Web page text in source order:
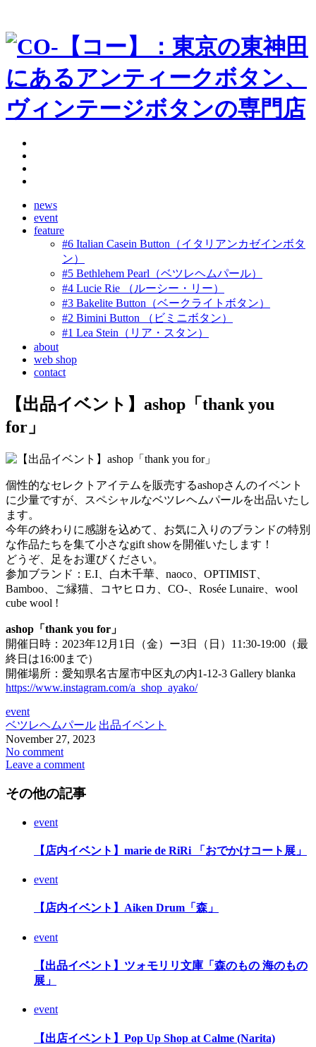
news
event
feature
#6 Italian Casein Button（イタリアンカゼインボタ
ン）
#5 Bethlehem Pearl（ベツレヘムパール）
#4 Lucie Rie （ルーシー・リー）
#3 Bakelite Button（ベークライトボタン）
#2 Bimini Button （ビミニボタン）
#1 Lea Stein（リア・スタン）
about
web shop
contact
【出品イベント】ashop「thank you
for」
個性的なセレクトアイテムを販売するashopさんのイベント
に少量ですが、スペシャルなベツレヘムパールを出品いたし
ます。
今年の終わりに感謝を込めて、お気に入りのブランドの特別
な作品たちを集て小さなgift showを開催いたします！
どうぞ、足をお運びください。
参加ブランド：E.I、白木千華、naoco、OPTIMIST、
Bamboo、ご縁猫、コヤヒロカ、CO-、Rosée Lunaire、wool
cube wool !
ashop「thank you for」
開催日時：2023年12月1日（金）ー3日（日）11:30-19:00（最
終日は16:00まで）
開催場所：愛知県名古屋市中区丸の内1-12-3 Gallery blanka
https://www.instagram.com/a_shop_ayako/
event
ベツレヘムパール 出品イベント
November 27, 2023
No comment
Leave a comment
その他の記事
event
【店内イベント】marie de RiRi 「おでかけコート展」
event
【店内イベント】Aiken Drum「森」
event
【出品イベント】ツォモリリ文庫「森のもの 海のもの
展」
event
【出店イベント】Pop Up Shop at Calme (Narita)